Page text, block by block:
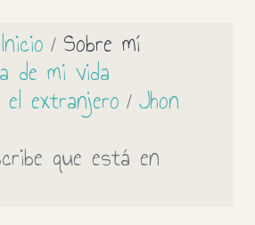
Inicio Sobre mí
de mi vida
el extranjero Jhon
que está en